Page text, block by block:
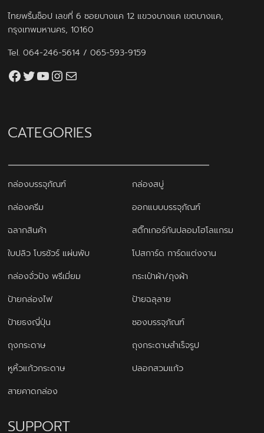
ไทยพริ้นช็อป เลขที่ 6 ซอยบางแค 12 แขวงบางแค เขตบางแค,
กรุงเทพมหานคร, 10160
Tel.064-246-5614 /065-593-9159
Facebook
Twitter
YouTube
Instagram
thaiprintshop.aw@gmail.com
CATEGORIES
กล่องบรรจุภัณฑ์
กล่องสบู่
กล่องครีม
ออกแบบบรรจุภัณฑ์
ฉลากสินค้า
สติ๊กเกอร์กันปลอมโฮโลแกรม
ใบปลิว โบรชัวร์ แผ่นพับ
โปสการ์ด การ์ดแต่งงาน
กล่องจั่วปัง พรีเมี่ยม
กระเป๋าผ้า/ถุงผ้า
ป้ายกล่องไฟ
ป้ายฉลุลาย
ป้ายธงญี่ปุ่น
ซองบรรจุภัณฑ์
ถุงกระดาษ
ถุงกระดาษสำเร็จรูป
หูหิ้วแก้วกระดาษ
ปลอกสวมแก้ว
สายคาดกล่อง
SUPPORT